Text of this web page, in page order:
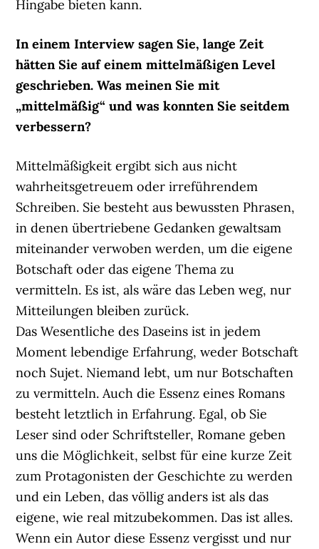
Hingabe bieten kann.
In einem Interview sagen Sie, lange Zeit
hätten Sie auf einem mittelmäßigen Level
geschrieben. Was meinen Sie mit
„mittelmäßig“ und was konnten Sie seitdem
verbessern?
Mittelmäßigkeit ergibt sich aus nicht
wahrheitsgetreuem oder irreführendem
Schreiben. Sie besteht aus bewussten Phrasen,
in denen übertriebene Gedanken gewaltsam
miteinander verwoben werden, um die eigene
Botschaft oder das eigene Thema zu
vermitteln. Es ist, als wäre das Leben weg, nur
Mitteilungen bleiben zurück.
Das Wesentliche des Daseins ist in jedem
Moment lebendige Erfahrung, weder Botschaft
noch Sujet. Niemand lebt, um nur Botschaften
zu vermitteln. Auch die Essenz eines Romans
besteht letztlich in Erfahrung. Egal, ob Sie
Leser sind oder Schriftsteller, Romane geben
uns die Möglichkeit, selbst für eine kurze Zeit
zum Protagonisten der Geschichte zu werden
und ein Leben, das völlig anders ist als das
eigene, wie real mitzubekommen. Das ist alles.
Wenn ein Autor diese Essenz vergisst und nur